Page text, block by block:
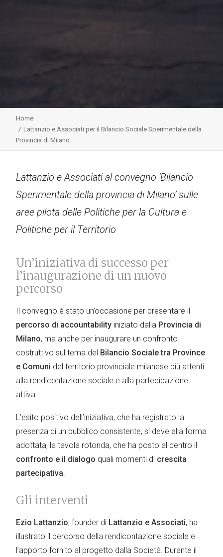
Home
Lattanzio e Associati per il Bilancio Sociale Sperimentale della
Provincia di Milano
Lattanzio e Associati al convegno ‘Bilancio
Sperimentale della provincia di Milano’ sulle
aree pilota delle Politiche per la Cultura e
Politiche per il Territorio
Un’iniziativa di successo per
l’inaugurazione di un nuovo
percorso
Il convegno è stato un’occasione per presentare il
percorso di accountability iniziato dalla Provincia di
Milano, ma anche per inaugurare un confronto
costruttivo sul tema del Bilancio Sociale tra Province
e Comuni del territorio provinciale milanese più attenti
alla rendicontazione sociale e alla partecipazione
attiva.
L’esito positivo dell’iniziativa, che ha registrato la
presenza di un pubblico consistente, si deve alla forma
adottata, la tavola rotonda, che ha posto al centro il
confronto e il dialogo quali momenti di crescita
partecipativa.
Gli interventi
Ezio Lattanzio, founder di Lattanzio e Associati, ha
illustrato il percorso della rendicontazione sociale e
l’apporto fornito al progetto dalla Società. Durante il